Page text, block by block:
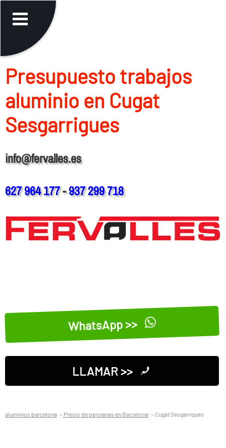
Presupuesto trabajos
aluminio en Cugat
Sesgarrigues
info@fervalles.es
627 964 177-937 299 718
WhatsApp >>
LLAMAR >>
aluminios barcelona Precio de persianas en Barcelona Cugat Sesgarrigues